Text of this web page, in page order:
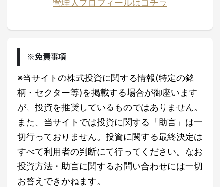
管理人プロフィールはコチラ
※免責事項
※当サイトの株式投資に関する情報(特定の銘
柄・セクター等)を掲載する場合が御座います
が、投資を推奨しているものではありません。
また、当サイトでは投資に関する「助言」は一
切行っておりません。投資に関する最終決定は
すべて利用者の判断にて行ってください。なお
投資方法・助言に関するお問い合わせには一切
お答えできかねます。